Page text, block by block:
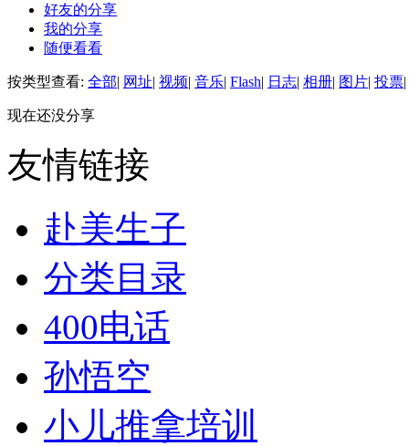
好友的分享
我的分享
随便看看
按类型查看: 全部| 网址| 视频| 音乐| Flash| 日志| 相册| 图片| 投票|
现在还没分享
友情链接
赴美生子
分类目录
400电话
孙悟空
小儿推拿培训